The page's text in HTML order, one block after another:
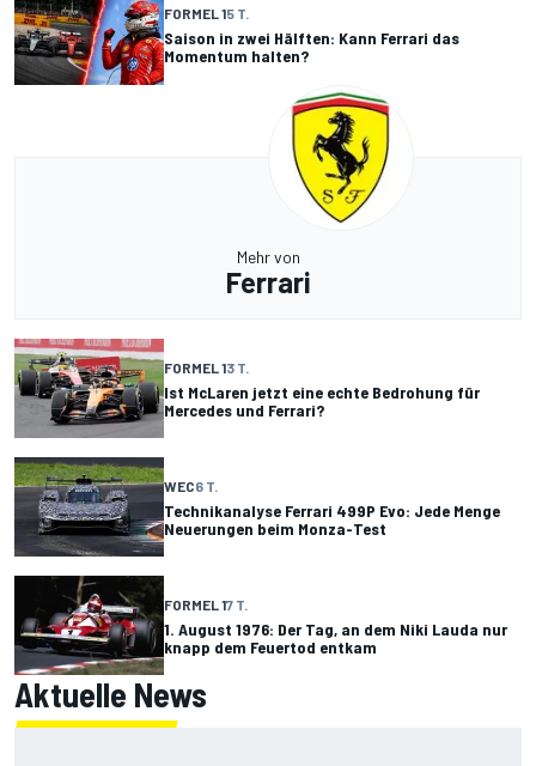
FORMEL 15 T.
Saison in zwei Hälften: Kann Ferrari das
Momentum halten?
Mehr von
Ferrari
FORMEL 13 T.
Ist McLaren jetzt eine echte Bedrohung für
Mercedes und Ferrari?
WEC6 T.
Technikanalyse Ferrari 499P Evo: Jede Menge
Neuerungen beim Monza-Test
FORMEL 17 T.
1. August 1976: Der Tag, an dem Niki Lauda nur
knapp dem Feuertod entkam
Aktuelle News